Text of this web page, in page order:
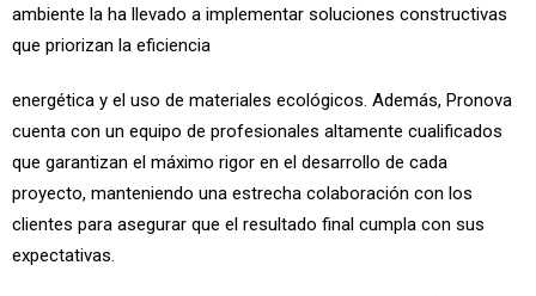
ambiente la ha llevado a implementar soluciones constructivas
que priorizan la eficiencia
energética y el uso de materiales ecológicos. Además, Pronova
cuenta con un equipo de profesionales altamente cualificados
que garantizan el máximo rigor en el desarrollo de cada
proyecto, manteniendo una estrecha colaboración con los
clientes para asegurar que el resultado final cumpla con sus
expectativas.